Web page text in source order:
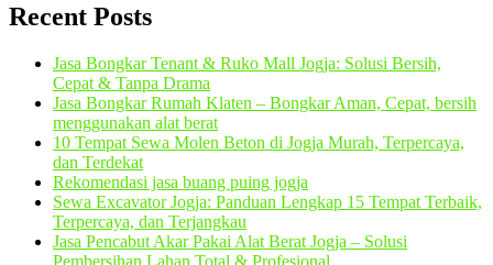
Recent Posts
Jasa Bongkar Tenant & Ruko Mall Jogja: Solusi Bersih,
Cepat & Tanpa Drama
Jasa Bongkar Rumah Klaten – Bongkar Aman, Cepat, bersih
menggunakan alat berat
10 Tempat Sewa Molen Beton di Jogja Murah, Terpercaya,
dan Terdekat
Rekomendasi jasa buang puing jogja
Sewa Excavator Jogja: Panduan Lengkap 15 Tempat Terbaik,
Terpercaya, dan Terjangkau
Jasa Pencabut Akar Pakai Alat Berat Jogja – Solusi
Pembersihan Lahan Total & Profesional